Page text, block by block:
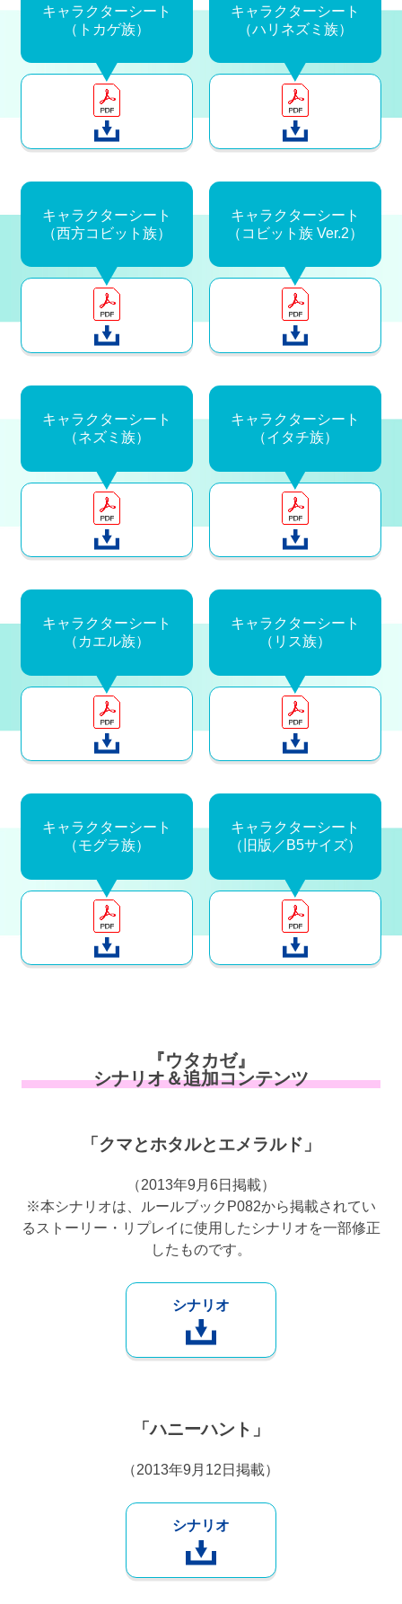
キャラクターシート
（トカゲ族）
キャラクターシート
（ハリネズミ族）
キャラクターシート
（西方コビット族）
キャラクターシート
（コビット族 Ver.2）
キャラクターシート
（ネズミ族）
キャラクターシート
（イタチ族）
キャラクターシート
（カエル族）
キャラクターシート
（リス族）
キャラクターシート
（モグラ族）
キャラクターシート
（旧版／B5サイズ）
『ウタカゼ』
シナリオ＆追加コンテンツ
「クマとホタルとエメラルド」
（2013年9月6日掲載）
※本シナリオは、ルールブックP082から掲載されてい
るストーリー・リプレイに使用したシナリオを一部修正
したものです。
シナリオ
「ハニーハント」
（2013年9月12日掲載）
シナリオ